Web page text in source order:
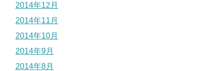
2014年12月
2014年11月
2014年10月
2014年9月
2014年8月